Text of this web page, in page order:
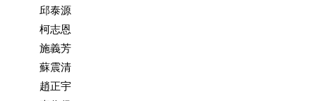
          邱泰源
          柯志恩
          施義芳
          蘇震清
          趙正宇